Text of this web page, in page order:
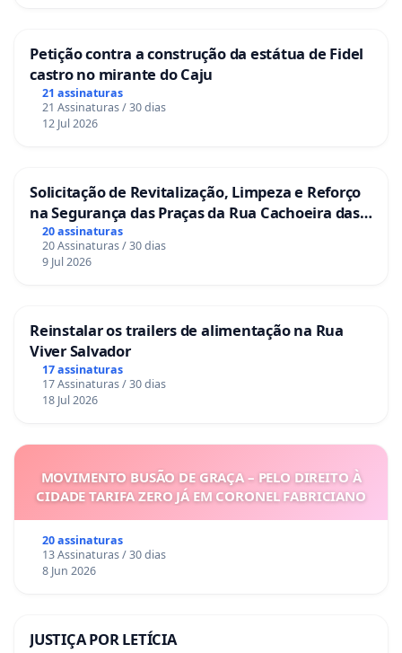
Petição contra a construção da estátua de Fidel
castro no mirante do Caju
21 assinaturas
21 Assinaturas / 30 dias
12 Jul 2026
Solicitação de Revitalização, Limpeza e Reforço
na Segurança das Praças da Rua Cachoeira das
Sete Ilhas
20 assinaturas
20 Assinaturas / 30 dias
9 Jul 2026
Reinstalar os trailers de alimentação na Rua
Viver Salvador
17 assinaturas
17 Assinaturas / 30 dias
18 Jul 2026
MOVIMENTO BUSÃO DE GRAÇA – PELO DIREITO À
CIDADE TARIFA ZERO JÁ EM CORONEL FABRICIANO
20 assinaturas
13 Assinaturas / 30 dias
8 Jun 2026
JUSTIÇA POR LETÍCIA